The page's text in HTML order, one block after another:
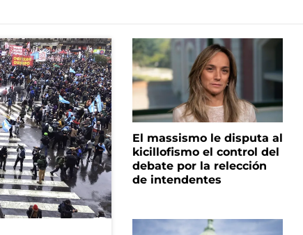
El massismo le disputa al
kicillofismo el control del
debate por la relección
de intendentes